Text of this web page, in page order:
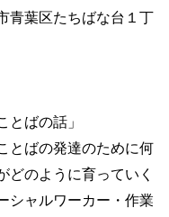
青葉区たちばな台１丁
とばの話」
とばの発達のために何
どのように育っていく
シャルワーカー・作業